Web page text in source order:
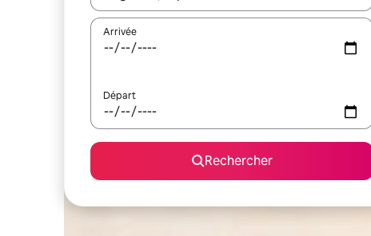
Arrivée
Départ
Rechercher